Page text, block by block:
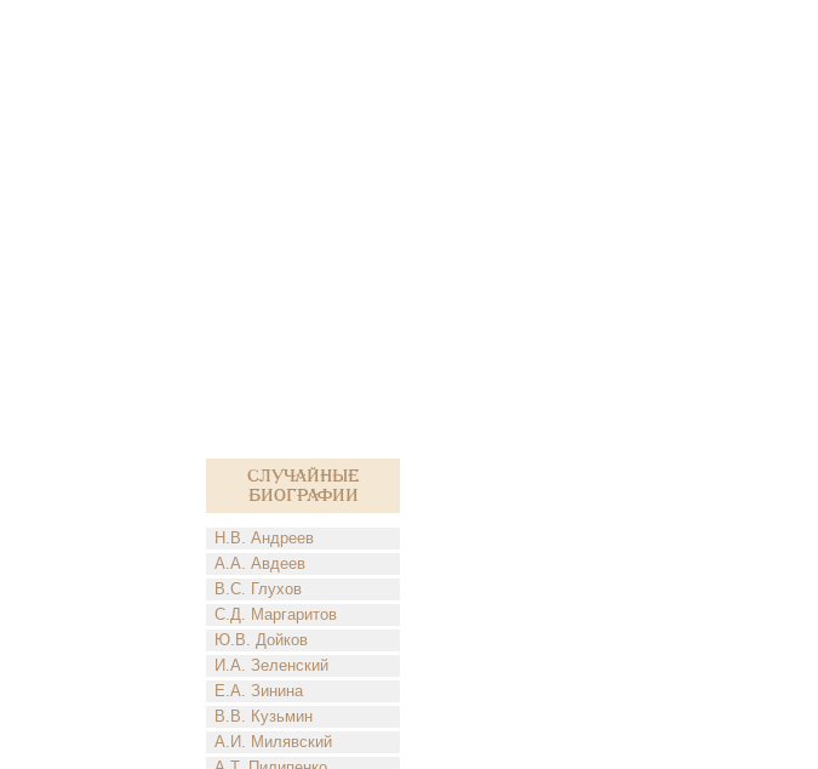
Случайные
биографии
Н.В. Андреев
А.А. Авдеев
В.С. Глухов
С.Д. Маргаритов
Ю.В. Дойков
И.А. Зеленский
Е.А. Зинина
В.В. Кузьмин
А.И. Милявский